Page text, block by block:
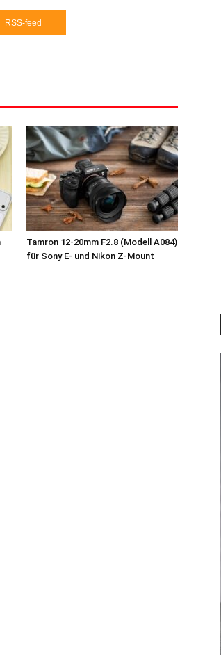
RSS-feed
Tamron 12-20mm F2.8 (Modell A084)
für Sony E- und Nikon Z-Mount